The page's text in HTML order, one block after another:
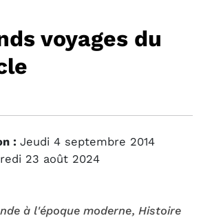
voyages du
: Jeudi 4 septembre 2014
23 août 2024
à l'époque moderne, Histoire